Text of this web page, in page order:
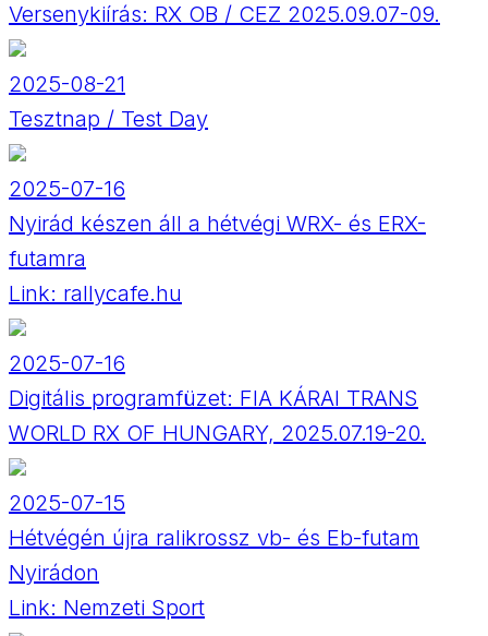
Versenykiírás: RX OB / CEZ 2025.09.07-09.
2025-08-21
Tesztnap / Test Day
2025-07-16
Nyirád készen áll a hétvégi WRX- és ERX-
futamra
Link: rallycafe.hu
2025-07-16
Digitális programfüzet: FIA KÁRAI TRANS
WORLD RX OF HUNGARY, 2025.07.19-20.
2025-07-15
Hétvégén újra ralikrossz vb- és Eb-futam
Nyirádon
Link: Nemzeti Sport